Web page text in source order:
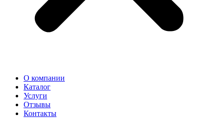
О компании
Каталог
Услуги
Отзывы
Контакты